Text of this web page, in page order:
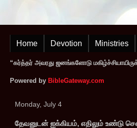
Home Devotion Ministries
“கர்த்தர் அவரது ஜனங்களோடு
Powered by BibleGateway.com
Monday, July 4
தேவனுடன் ஐக்கியம், எதிலும் உண்டு